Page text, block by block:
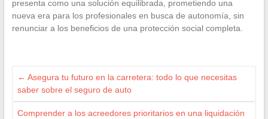
presenta como una solución equilibrada, prometiendo una
nueva era para los profesionales en busca de autonomía, sin
renunciar a los beneficios de una protección social completa.
← Asegura tu futuro en la carretera: todo lo que necesitas
saber sobre el seguro de auto
Comprender a los acreedores prioritarios en una liquidación